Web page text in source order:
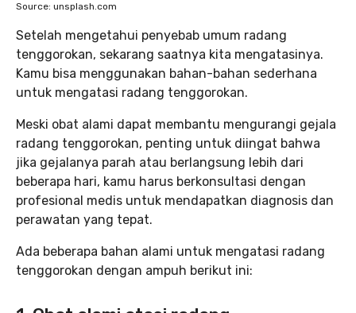
Source: unsplash.com
Setelah mengetahui penyebab umum radang
tenggorokan, sekarang saatnya kita mengatasinya.
Kamu bisa menggunakan bahan-bahan sederhana
untuk mengatasi radang tenggorokan.
Meski obat alami dapat membantu mengurangi gejala
radang tenggorokan, penting untuk diingat bahwa
jika gejalanya parah atau berlangsung lebih dari
beberapa hari, kamu harus berkonsultasi dengan
profesional medis untuk mendapatkan diagnosis dan
perawatan yang tepat.
Ada beberapa bahan alami untuk mengatasi radang
tenggorokan dengan ampuh berikut ini: